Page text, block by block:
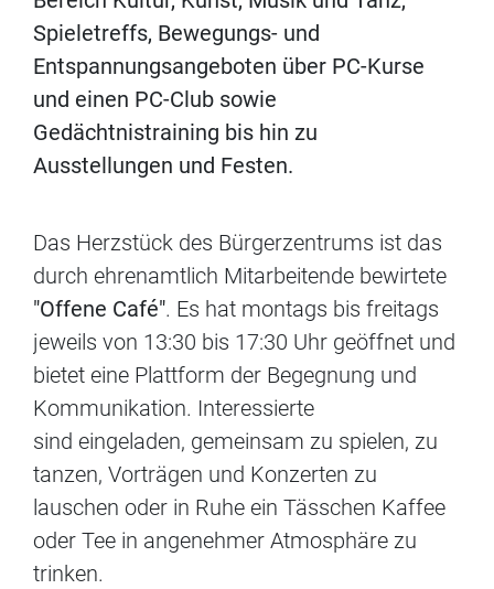
Spieletreffs, Bewegungs- und
Entspannungsangeboten über PC-Kurse
und einen PC-Club sowie
Gedächtnistraining bis hin zu
Ausstellungen und Festen.
Das Herzstück des Bürgerzentrums ist das
durch ehrenamtlich Mitarbeitende bewirtete
"Offene Café". Es hat montags bis freitags
jeweils von 13:30 bis 17:30 Uhr geöffnet und
bietet eine Plattform der Begegnung und
Kommunikation. Interessierte
sind eingeladen, gemeinsam zu spielen, zu
tanzen, Vorträgen und Konzerten zu
lauschen oder in Ruhe ein Tässchen Kaffee
oder Tee in angenehmer Atmosphäre zu
trinken.